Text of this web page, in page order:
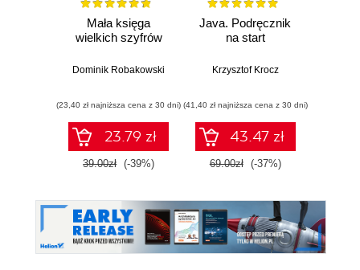
Mała księga
wielkich szyfrów
Dominik Robakowski
(23,40 zł najniższa cena z 30 dni)
23.79 zł
39.00zł (-39%)
Java. Podręcznik
na start
Krzysztof Krocz
(41,40 zł najniższa cena z 30 dni)
43.47 zł
69.00zł (-37%)